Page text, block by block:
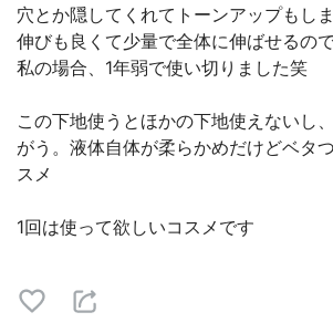
穴とか隠してくれてトーンアップもし
伸びも良くて少量で全体に伸ばせるの
私の場合、1年弱で使い切りました笑
この下地使うとほかの下地使えないし
がう。液体自体が柔らかめだけどベタ
スメ
1回は使って欲しいコスメです